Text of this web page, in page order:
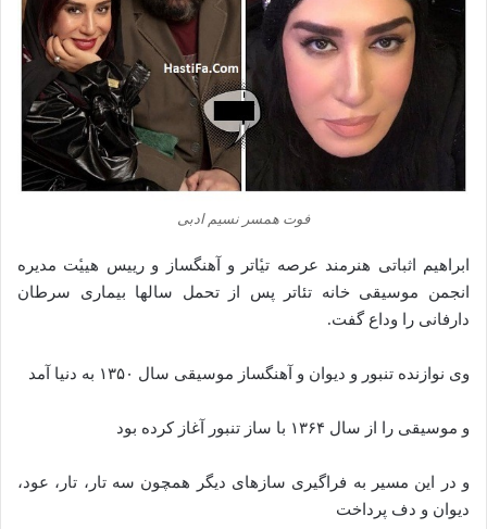
فوت همسر نسیم ادبی
ابراهیم اثباتی هنرمند عرصه تیٔاتر و آهنگساز و رییس هییٔت ‌مدیره
انجمن موسیقی خانه تئاتر پس از تحمل سالها بیماری سرطان
دارفانی را وداع گفت.
وی نوازنده تنبور و دیوان و آهنگساز موسیقی سال ۱۳۵۰ به دنیا آمد
و موسیقی را از سال ۱۳۶۴ با ساز تنبور آغاز کرده بود
و در این مسیر به فراگیری سازهای دیگر همچون سه تار، تار، عود،
دیوان و دف پرداخت